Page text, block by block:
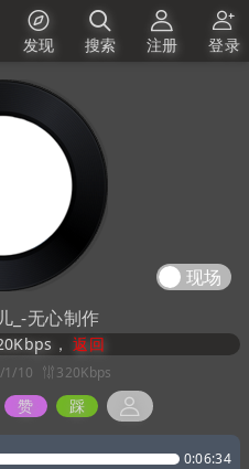
发现 搜索 注册 登录
现场
_-无心制作
，返回
1/10 320Kbps
赞 踩
0:06:34